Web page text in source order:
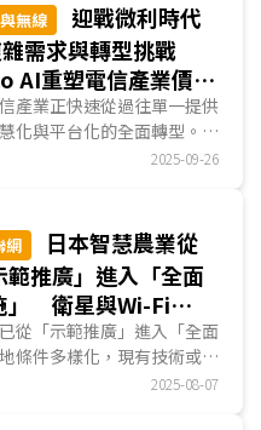
無線
迎戰微利時代
需求與轉型挑戰
AI重塑電信產業價值
產業正快速從過往單一提供
化與平台化的全面轉型。隨
算等技術的迅猛發展...2025-09-26
網
日本智慧農業從
範推廣」進入「全面
」 衛星與Wi-Fi
助力精準農業應用
從「示範推廣」進入「全面
條件多樣化，現有技術或機
及率仍低；日本新公...2025-08-07